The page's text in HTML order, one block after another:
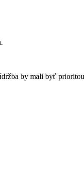
by mali byť